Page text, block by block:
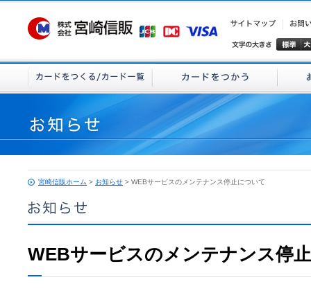
宮崎信販ホーム > お知らせ > WEBサービスのメンテナンス停止について
WEBサービスのメンテナンス停